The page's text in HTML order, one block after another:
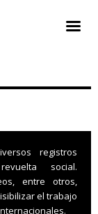
registros
social.
entre otros,
el trabajo